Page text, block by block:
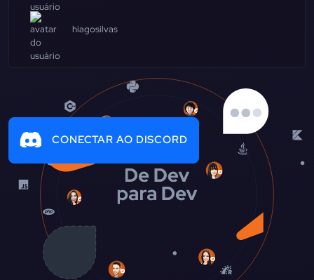
hiagosilvas
CONECTAR AO DISCORD